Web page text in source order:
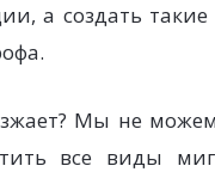
а создать
Мы не
все виды